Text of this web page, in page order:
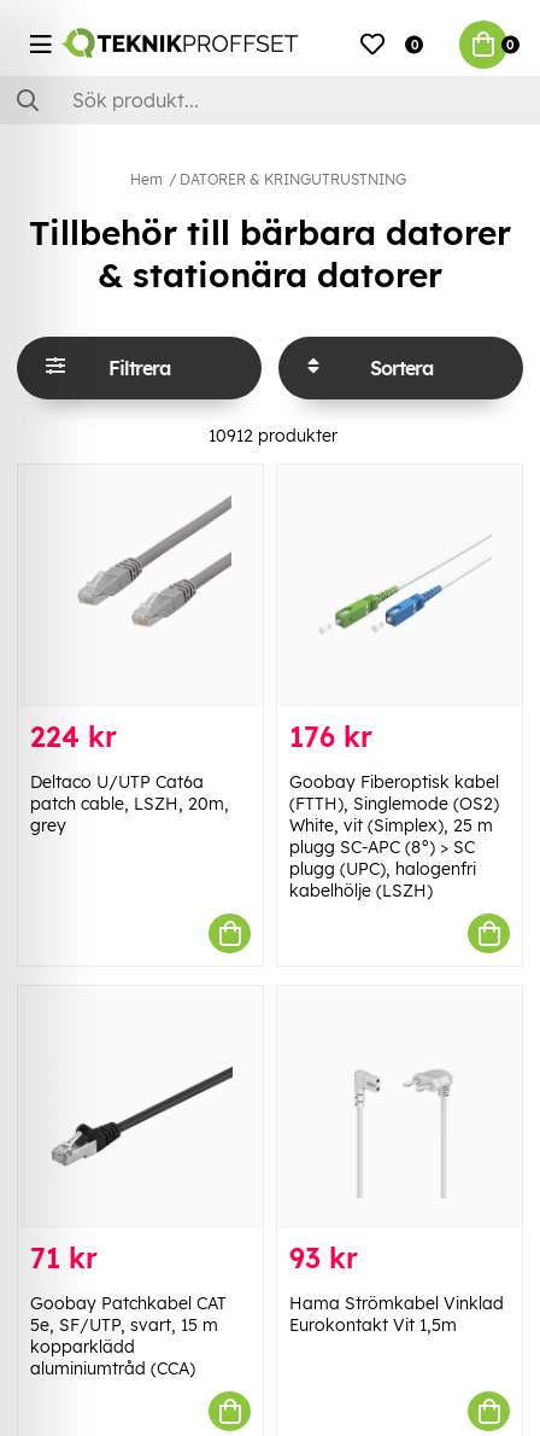
0 0
Hem DATORER & KRINGUTRUSTNING
Tillbehör till bärbara datorer
& stationära datorer
Filtrera Sortera
10912produkter
224 kr
Deltaco U/UTP Cat6a
patch cable, LSZH, 20m,
grey
176 kr
Goobay Fiberoptisk kabel
(FTTH), Singlemode (OS2)
White, vit (Simplex), 25 m
plugg SC-APC (8°) > SC
plugg (UPC), halogenfri
kabelhölje (LSZH)
71 kr
Goobay Patchkabel CAT
5e, SF/UTP, svart, 15 m
kopparklädd
aluminiumtråd (CCA)
93 kr
Hama Strömkabel Vinklad
Eurokontakt Vit 1,5m